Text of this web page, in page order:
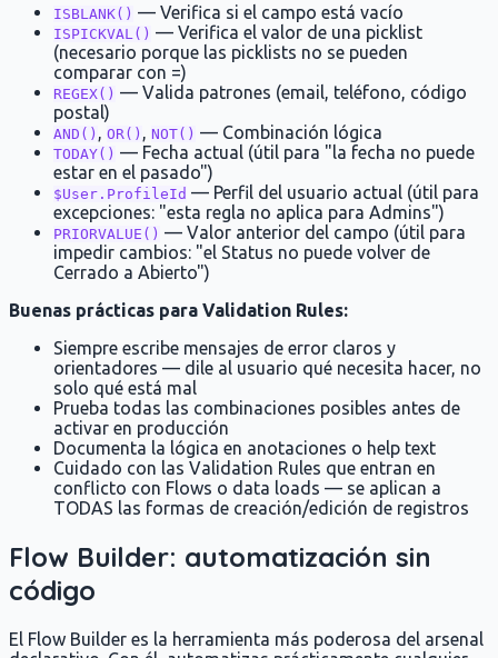
ISBLANK() — Verifica si el campo está vacío
ISPICKVAL() — Verifica el valor de una picklist
(necesario porque las picklists no se pueden
comparar con =)
REGEX() — Valida patrones (email, teléfono, código
postal)
AND() , OR() , NOT() — Combinación lógica
TODAY() — Fecha actual (útil para "la fecha no puede
estar en el pasado")
$User.ProfileId — Perfil del usuario actual (útil para
excepciones: "esta regla no aplica para Admins")
PRIORVALUE() — Valor anterior del campo (útil para
impedir cambios: "el Status no puede volver de
Cerrado a Abierto")
Buenas prácticas para Validation Rules:
Siempre escribe mensajes de error claros y
orientadores — dile al usuario qué necesita hacer, no
solo qué está mal
Prueba todas las combinaciones posibles antes de
activar en producción
Documenta la lógica en anotaciones o help text
Cuidado con las Validation Rules que entran en
conflicto con Flows o data loads — se aplican a
TODAS las formas de creación/edición de registros
Flow Builder: automatización sin
código
El Flow Builder es la herramienta más poderosa del arsenal